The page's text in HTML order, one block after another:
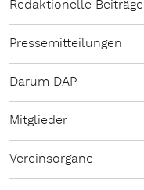
Redaktionelle Beiträge
Pressemitteilungen
Darum DAP
Mitglieder
Vereinsorgane